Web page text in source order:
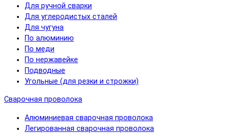
Для ручной сварки
Для углеродистых сталей
Для чугуна
По алюминию
По меди
По нержавейке
Подводные
Угольные (для резки и строжки)
Сварочная проволока
Алюминиевая сварочная проволока
Легированная сварочная проволока